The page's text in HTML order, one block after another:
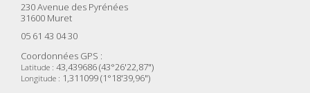
230 Avenue des Pyrénées
31600 Muret
05 61 43 04 30
Coordonnées GPS :
Latitude : 43,439686 (43°26'22,87")
Longitude : 1,311099 (1°18'39,96")